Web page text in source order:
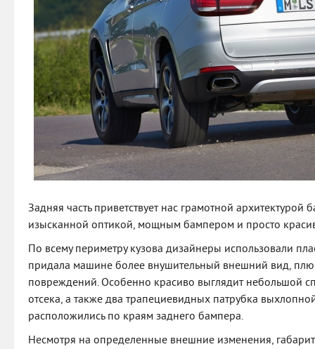
Задняя часть приветствует нас грамотной архитектурой
изысканной оптикой, мощным бампером и просто
По всему периметру кузова дизайнеры использовали
придала машине более внушительный внешний вид,
повреждений. Особенно красиво выглядит небольшой
отсека, а также два трапециевидных патрубка
расположились по краям заднего бампера.
Несмотря на определенные внешние изменения,